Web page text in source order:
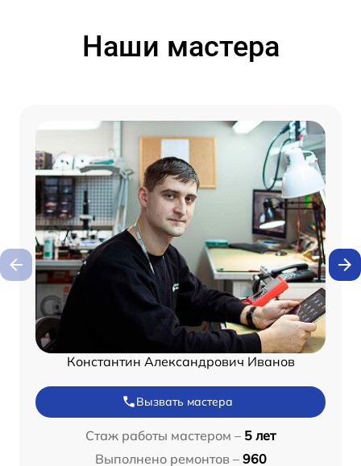
Наши мастера
Константин Александрович Иванов
Вызвать мастера
Стаж работы мастером – 5 лет
Выполнено ремонтов – 960